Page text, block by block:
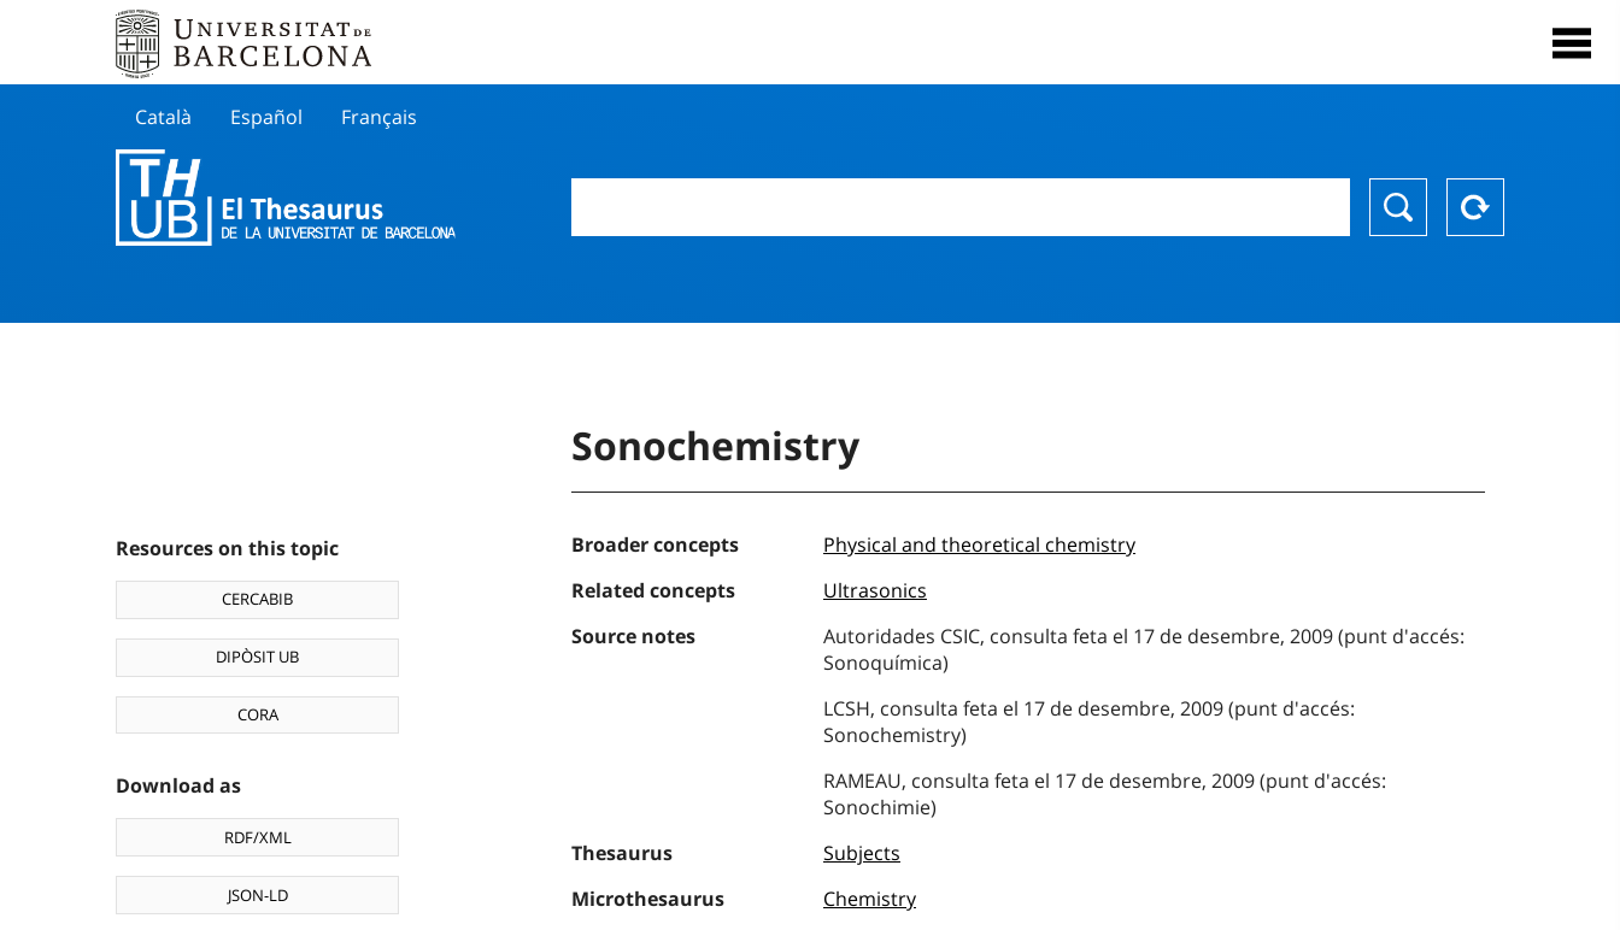
Català Español Français
Resources on this topic
CERCABIB
DIPÒSIT UB
CORA
Download as
RDF/XML
JSON-LD
Sonochemistry
Broader concepts
Physical and theoretical chemistry
Related concepts
Ultrasonics
Source notes
Autoridades CSIC, consulta feta el 17 de desembre, 2009 (punt d'accés:
Sonoquímica)
LCSH, consulta feta el 17 de desembre, 2009 (punt d'accés:
Sonochemistry)
RAMEAU, consulta feta el 17 de desembre, 2009 (punt d'accés:
Sonochimie)
Thesaurus
Subjects
Microthesaurus
Chemistry